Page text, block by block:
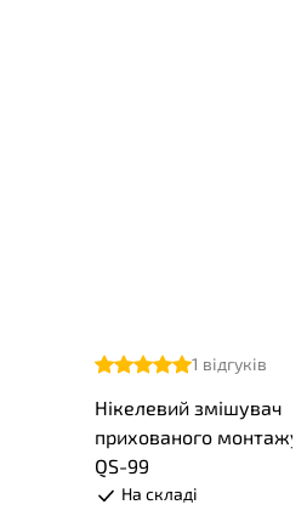
1 відгуків
Нікелевий змішувач
прихованого монтажу
QS-99
На складі